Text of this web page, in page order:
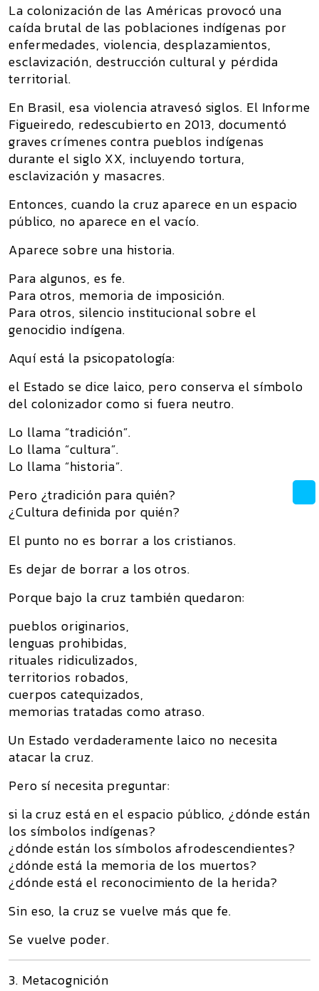
La colonización de las Américas provocó una
caída brutal de las poblaciones indígenas por
enfermedades, violencia, desplazamientos,
esclavización, destrucción cultural y pérdida
territorial.
En Brasil, esa violencia atravesó siglos. El Informe
Figueiredo, redescubierto en 2013, documentó
graves crímenes contra pueblos indígenas
durante el siglo XX, incluyendo tortura,
esclavización y masacres.
Entonces, cuando la cruz aparece en un espacio
público, no aparece en el vacío.
Aparece sobre una historia.
Para algunos, es fe.
Para otros, memoria de imposición.
Para otros, silencio institucional sobre el
genocidio indígena.
Aquí está la psicopatología:
el Estado se dice laico, pero conserva el símbolo
del colonizador como si fuera neutro.
Lo llama “tradición”.
Lo llama “cultura”.
Lo llama “historia”.
Pero ¿tradición para quién?
¿Cultura definida por quién?
El punto no es borrar a los cristianos.
Es dejar de borrar a los otros.
Porque bajo la cruz también quedaron:
pueblos originarios,
lenguas prohibidas,
rituales ridiculizados,
territorios robados,
cuerpos catequizados,
memorias tratadas como atraso.
Un Estado verdaderamente laico no necesita
atacar la cruz.
Pero sí necesita preguntar:
si la cruz está en el espacio público, ¿dónde están
los símbolos indígenas?
¿dónde están los símbolos afrodescendientes?
¿dónde está la memoria de los muertos?
¿dónde está el reconocimiento de la herida?
Sin eso, la cruz se vuelve más que fe.
Se vuelve poder.
3. Metacognición